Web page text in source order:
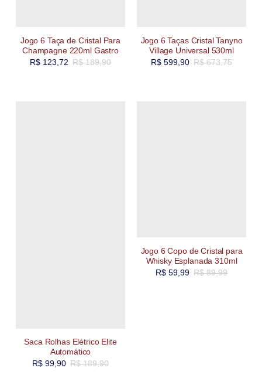
Jogo 6 Taça de Cristal Para
Champagne 220ml Gastro
R$189,90
R$123,72
Jogo 6 Taças Cristal Tanyno
Village Universal 530ml
R$673,75
R$599,90
Saca Rolhas Elétrico Elite
Automático
R$189,90
R$99,90
Jogo 6 Copo de Cristal para
Whisky Esplanada 310ml
R$89,99
R$59,99